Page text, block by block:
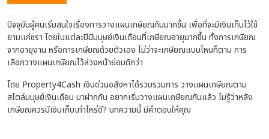
ปัจจุบันผู้คนเริ่มสนใจเรื่องการวางแผนเกษียณกันมากขึ้น เพื่อที่จะมีเงินเก็บไว้ใช้
ยามแก่ชรา โดยในแต่ละปีมีมนุษย์เงินเดือนที่เกษียณอายุมากขึ้น ทั้งการเกษียณ
จากอายุงาน หรือการเกษียณด้วยตัวเอง ไม่ว่าจะเกษียณแบบไหนก็ตาม การ
เลือกวางแผนเกษียณไว้ล่วงหน้าย่อมดีกว่า
โดย Property4Cash เงินด่วนอสังหาได้รวบรวมการ วางแผนเกษียณตาม
สไตล์มนุษย์เงินเดือน มาฝากกัน อยากเริ่มวางแผนเกษียณกันแล้ว ไม่รู้ว่าหลัง
เกษียณควรมีเงินเก็บเท่าไหร่ดี? บทความนี้ มีคำตอบให้คุณ